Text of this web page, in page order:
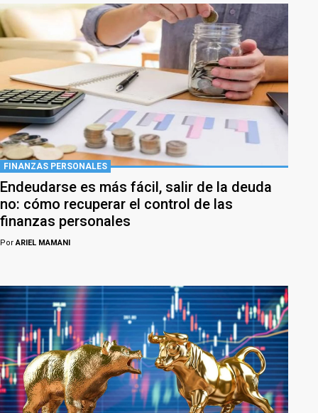
FINANZAS PERSONALES
Endeudarse es más fácil, salir de la deuda
no: cómo recuperar el control de las
finanzas personales
PorARIEL MAMANI